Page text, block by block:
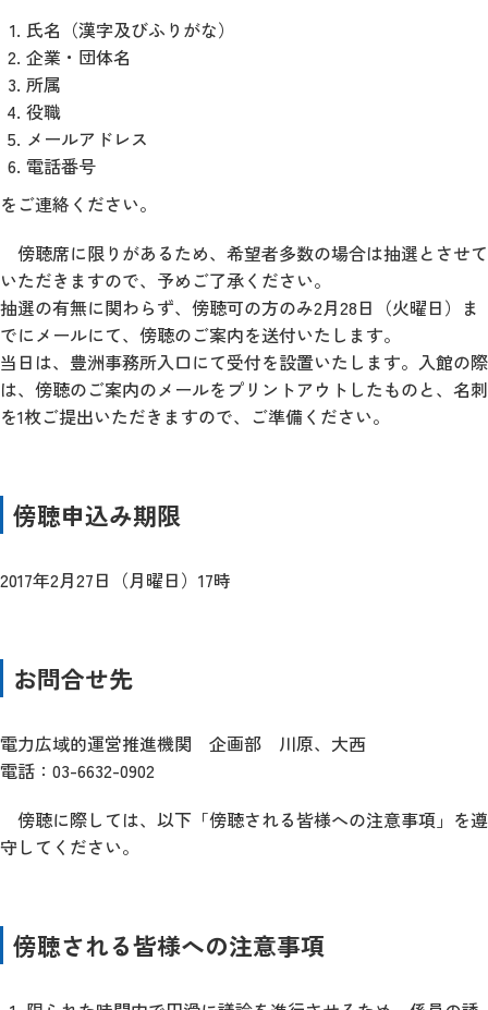
氏名（漢字及びふりがな）
企業・団体名
所属
役職
メールアドレス
電話番号
をご連絡ください。
傍聴席に限りがあるため、希望者多数の場合は抽選とさせて
いただきますので、予めご了承ください。
抽選の有無に関わらず、傍聴可の方のみ2月28日（火曜日）ま
でにメールにて、傍聴のご案内を送付いたします。
当日は、豊洲事務所入口にて受付を設置いたします。入館の際
は、傍聴のご案内のメールをプリントアウトしたものと、名刺
を1枚ご提出いただきますので、ご準備ください。
傍聴申込み期限
2017年2月27日（月曜日）17時
お問合せ先
電力広域的運営推進機関 企画部 川原、大西
電話：03-6632-0902
傍聴に際しては、以下「傍聴される皆様への注意事項」を遵
守してください。
傍聴される皆様への注意事項